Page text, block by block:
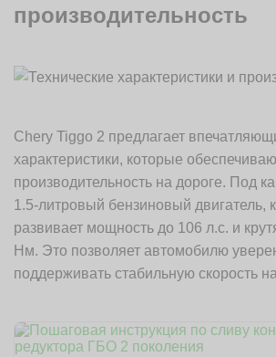
производительность
Chery Tiggo 2 предлагает
характеристики, которые
производительность на дороге. Под
1.5-литровый бензиновый двигатель,
развивает мощность до 106 л.с. и
Нм. Это позволяет автомобилю
поддерживать стабильную скорость